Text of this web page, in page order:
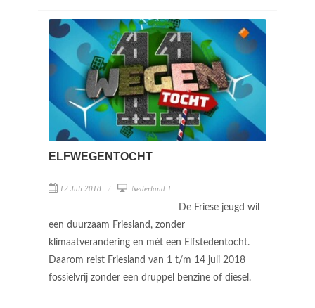
ELFWEGENTOCHT
12 Juli 2018 Nederland 1
De Friese jeugd wil
een duurzaam Friesland, zonder
klimaatverandering en mét een Elfstedentocht.
Daarom reist Friesland van 1 t/m 14 juli 2018
fossielvrij zonder een druppel benzine of diesel.